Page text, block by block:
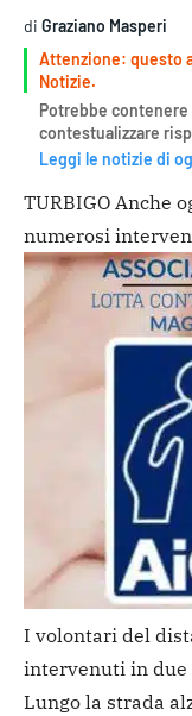
di Graziano Masperi
Attenzione: questo
Notizie.
Potrebbe
contestualizzare
Leggi le notizie di
TURBIGO Anche
numerosi
I volontari del
intervenuti in due
Lungo la strada